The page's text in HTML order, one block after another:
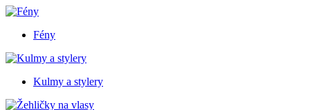
Fény
Kulmy a stylery